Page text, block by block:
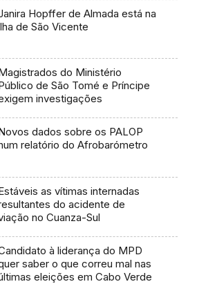
Hopffer de Almada está na
de São Vicente
do Ministério
de São Tomé e Príncipe
investigações
dados sobre os PALOP
relatório do Afrobarómetro
as vítimas internadas
do acidente de
no Cuanza-Sul
à liderança do MPD
saber o que correu mal nas
eleições em Cabo Verde